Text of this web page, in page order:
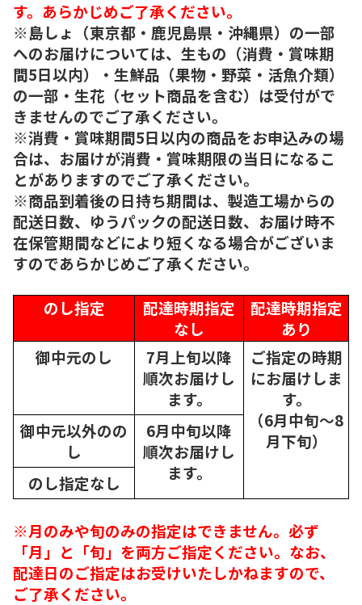
す。あらかじめご了承ください。
※島しょ（東京都・鹿児島県・沖縄県）の一部
へのお届けについては、生もの（消費・賞味期
間5日以内）・生鮮品（果物・野菜・活魚介類）
の一部・生花（セット商品を含む）は受付がで
きませんのでご了承ください。
※消費・賞味期間5日以内の商品をお申込みの場
合は、お届けが消費・賞味期限の当日になるこ
とがありますのでご了承ください。
※商品到着後の日持ち期間は、製造工場からの
配送日数、ゆうパックの配送日数、お届け時不
在保管期間などにより短くなる場合がございま
すのであらかじめご了承ください。
のし指定
配達時期指定
なし
配達時期指定
あり
御中元のし
7月上旬以降
順次お届けし
ます。
ご指定の時期
にお届けしま
す。
（6月中旬～8
月下旬）
御中元以外のの
し
6月中旬以降
順次お届けし
ます。
のし指定なし
※月のみや旬のみの指定はできません。必ず
「月」と「旬」を両方ご指定ください。なお、
配達日のご指定はお受けいたしかねますので、
ご了承ください。